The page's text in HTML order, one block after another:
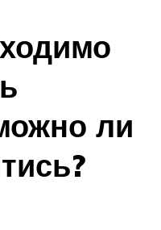
ли